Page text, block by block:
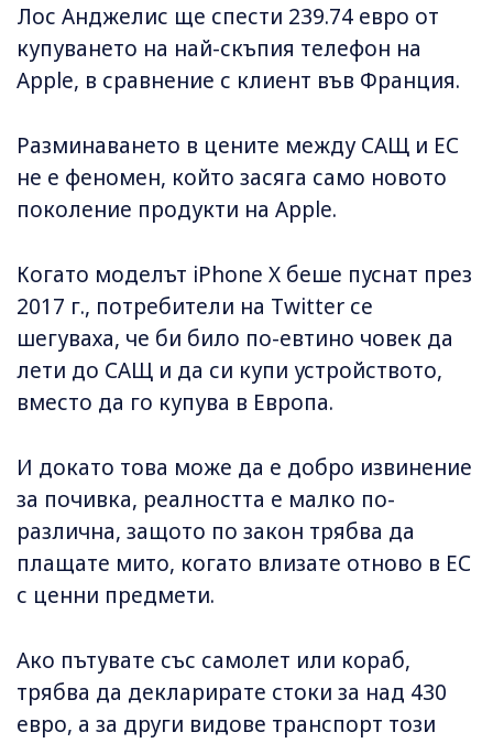
Лос Анджелис ще спести 239.74 евро от
купуването на най-скъпия телефон на
Apple, в сравнение с клиент във Франция.
Разминаването в цените между САЩ и ЕС
не е феномен, който засяга само новото
поколение продукти на Apple.
Когато моделът iPhone X беше пуснат през
2017 г., потребители на Twitter се
шегуваха, че би било по-евтино човек да
лети до САЩ и да си купи устройството,
вместо да го купува в Европа.
И докато това може да е добро извинение
за почивка, реалността е малко по-
различна, защото по закон трябва да
плащате мито, когато влизате отново в ЕС
с ценни предмети.
Ако пътувате със самолет или кораб,
трябва да декларирате стоки за над 430
евро, а за други видове транспорт този